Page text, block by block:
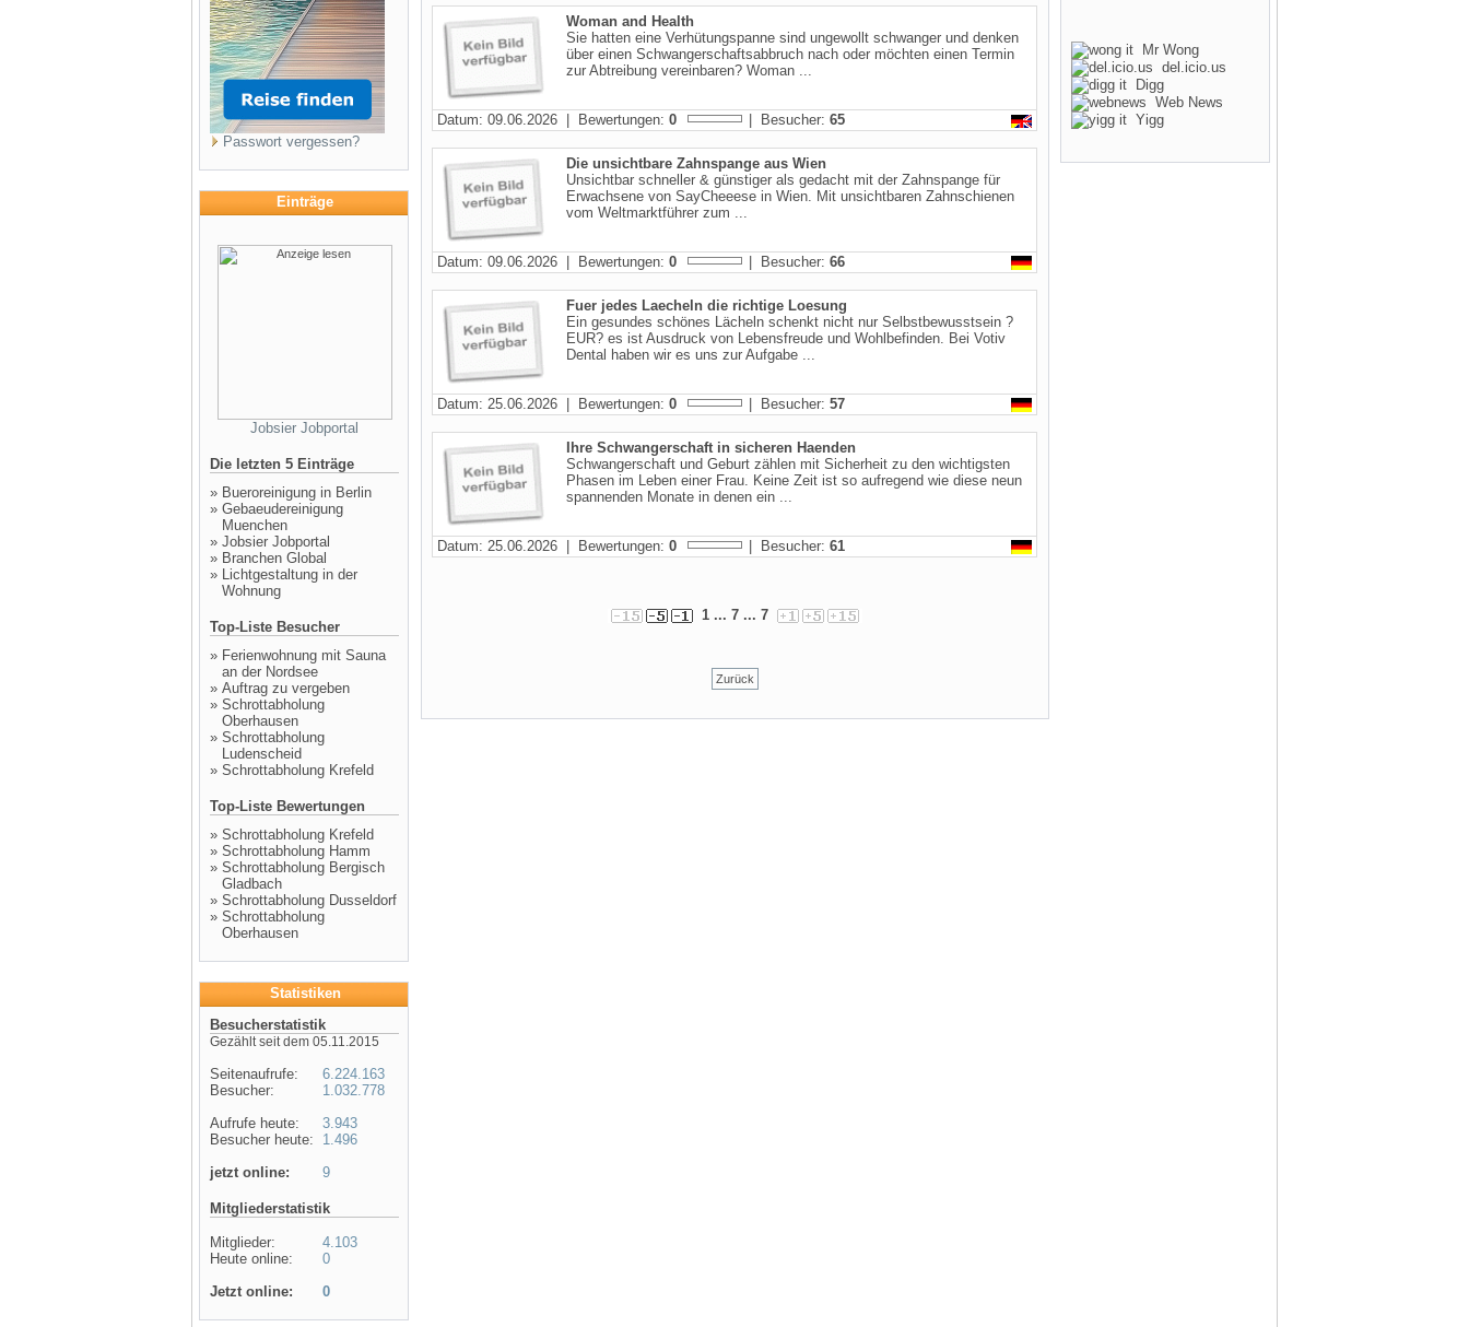
Passwort vergessen?
Einträge
Jobsier Jobportal
Die letzten 5 Einträge
» Bueroreinigung in Berlin
» Gebaeudereinigung
Muenchen
» Jobsier Jobportal
» Branchen Global
» Lichtgestaltung in der
Wohnung
Top-Liste Besucher
» Ferienwohnung mit Sauna
an der Nordsee
» Auftrag zu vergeben
» Schrottabholung
Oberhausen
» Schrottabholung
Ludenscheid
» Schrottabholung Krefeld
Top-Liste Bewertungen
» Schrottabholung Krefeld
» Schrottabholung Hamm
» Schrottabholung Bergisch
Gladbach
» Schrottabholung Dusseldorf
» Schrottabholung
Oberhausen
Statistiken
Besucherstatistik
Gezählt seit dem 05.11.2015
Seitenaufrufe:
Besucher:
Aufrufe heute:
Besucher heute:
jetzt online:
6.224.163
1.032.778
3.943
1.496
9
Mitgliederstatistik
Mitglieder:
Heute online:
4.103
0
Jetzt online:
0
Woman and Health
Sie hatten eine Verhütungspanne sind ungewollt schwanger und denken
über einen Schwangerschaftsabbruch nach oder möchten einen Termin
zur Abtreibung vereinbaren? Woman ...
Datum: 09.06.2026 | Bewertungen: 0 | Besucher: 65
Die unsichtbare Zahnspange aus Wien
Unsichtbar schneller & günstiger als gedacht mit der Zahnspange für
Erwachsene von SayCheeese in Wien. Mit unsichtbaren Zahnschienen
vom Weltmarktführer zum ...
Datum: 09.06.2026 | Bewertungen: 0 | Besucher: 66
Fuer jedes Laecheln die richtige Loesung
Ein gesundes schönes Lächeln schenkt nicht nur Selbstbewusstsein ?
EUR? es ist Ausdruck von Lebensfreude und Wohlbefinden. Bei Votiv
Dental haben wir es uns zur Aufgabe ...
Datum: 25.06.2026 | Bewertungen: 0 | Besucher: 57
Ihre Schwangerschaft in sicheren Haenden
Schwangerschaft und Geburt zählen mit Sicherheit zu den wichtigsten
Phasen im Leben einer Frau. Keine Zeit ist so aufregend wie diese neun
spannenden Monate in denen ein ...
Datum: 25.06.2026 | Bewertungen: 0 | Besucher: 61
1... 7 ... 7
Zurück
Mr Wong
del.icio.us
Digg
Web News
Yigg